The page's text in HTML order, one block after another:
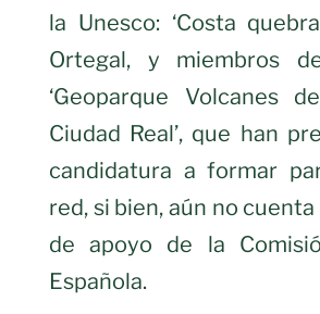
la Unesco: ‘Costa
Ortegal, y miembros
‘Geoparque Volcanes
Ciudad Real’, que han
candidatura a formar
red, si bien, aún no
de apoyo de la
Española.